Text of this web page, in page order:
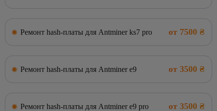
Ремонт hash-платы для Antminer ks7 pro от 7500 ₴
Ремонт hash-платы для Antminer e9 от 3500 ₴
Ремонт hash-платы для Antminer e9 pro от 3500 ₴